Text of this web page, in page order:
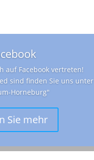
auf Facebook vertreten!
sind finden Sie uns unter
Horneburg"
Sie mehr